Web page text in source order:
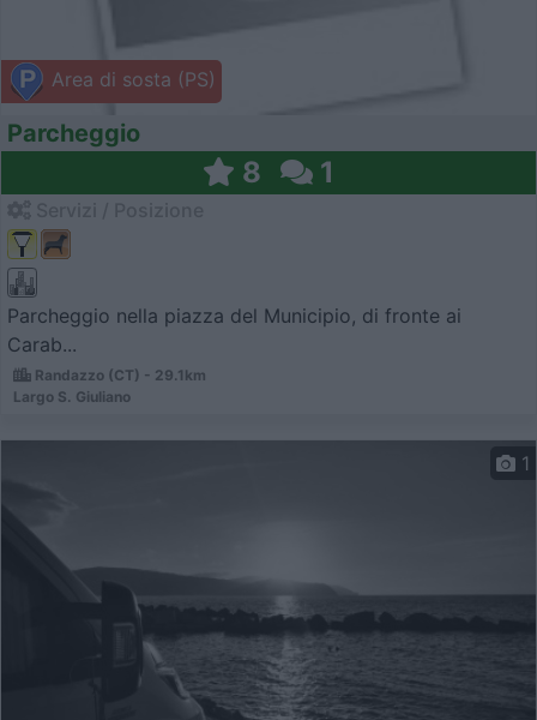
Area di sosta (PS)
Parcheggio
8 1
Parcheggio nella piazza del Municipio, di fronte ai
Carab...
Randazzo (CT) - 29.1km
Largo S. Giuliano
1